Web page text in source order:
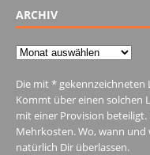
ARCHIV
Archiv
Die mit * gekennzeichneten
Kommt über einen solchen
mit einer Provision
Mehrkosten. Wo, wann
natürlich Dir überlassen.